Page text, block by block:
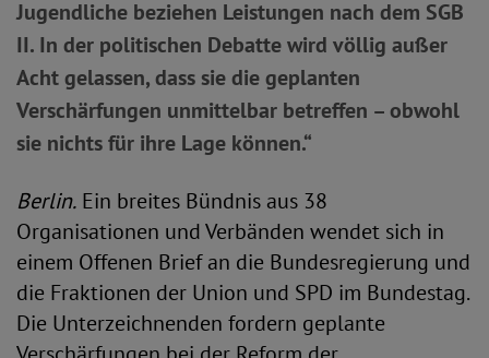
Jugendliche beziehen Leistungen nach dem SGB
II. In der politischen Debatte wird völlig außer
Acht gelassen, dass sie die geplanten
Verschärfungen unmittelbar betreffen – obwohl
sie nichts für ihre Lage können.“
Berlin. Ein breites Bündnis aus 38
Organisationen und Verbänden wendet sich in
einem Offenen Brief an die Bundesregierung und
die Fraktionen der Union und SPD im Bundestag.
Die Unterzeichnenden fordern geplante